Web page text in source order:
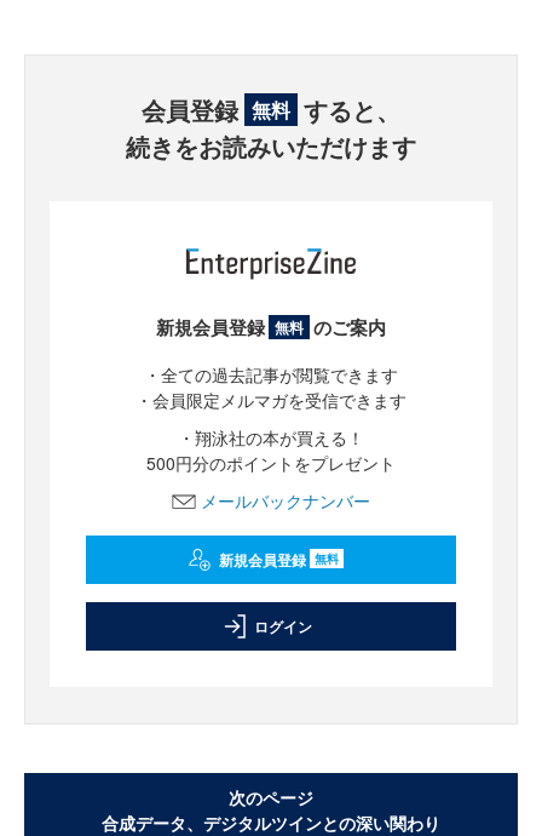
会員登録 無料 すると、
続きをお読みいただけます
新規会員登録 無料 のご案内
・全ての過去記事が閲覧できます
・会員限定メルマガを受信できます
・翔泳社の本が買える！
500円分のポイントをプレゼント
メールバックナンバー
新規会員登録 無料
ログイン
次のページ
合成データ、デジタルツインとの深い関わり